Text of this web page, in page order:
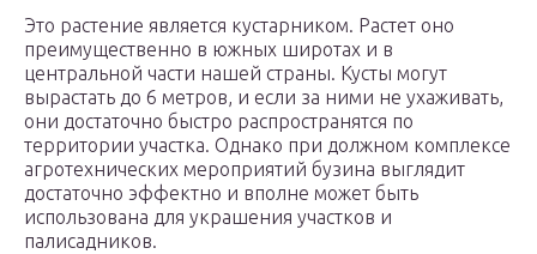
Это растение является кустарником. Растет оно
преимущественно в южных широтах и в
центральной части нашей страны. Кусты могут
вырастать до 6 метров, и если за ними не ухаживать,
они достаточно быстро распространятся по
территории участка. Однако при должном комплексе
агротехнических мероприятий бузина выглядит
достаточно эффектно и вполне может быть
использована для украшения участков и
палисадников.